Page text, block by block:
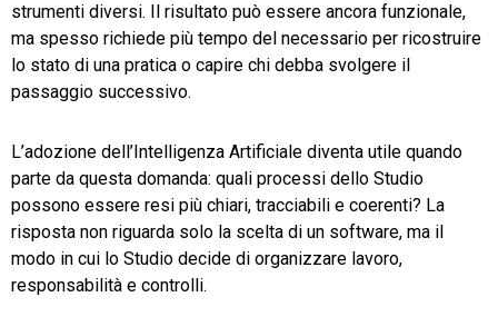
strumenti diversi. Il risultato può essere ancora funzionale,
ma spesso richiede più tempo del necessario per ricostruire
lo stato di una pratica o capire chi debba svolgere il
passaggio successivo.
L’adozione dell’Intelligenza Artificiale diventa utile quando
parte da questa domanda: quali processi dello Studio
possono essere resi più chiari, tracciabili e coerenti? La
risposta non riguarda solo la scelta di un software, ma il
modo in cui lo Studio decide di organizzare lavoro,
responsabilità e controlli.